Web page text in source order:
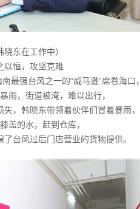
晓东在工作中）
以恒，攻坚克难
最强台风之一的“威马逊”席卷海口，
雨，街道被淹，难以出行，
，韩晓东带领着伙伴们冒着暴雨，
盖的水，赶到仓库，
台风过后门店营业的货物提供。